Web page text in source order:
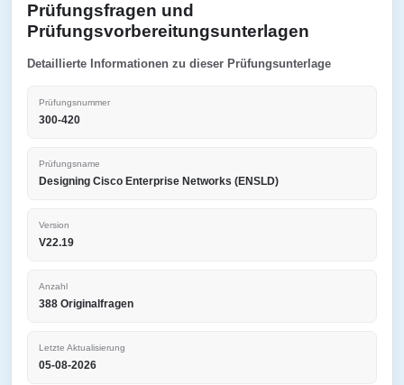
Prüfungsfragen und
Prüfungsvorbereitungsunterlagen
Detaillierte Informationen zu dieser Prüfungsunterlage
Prüfungsnummer
300-420
Prüfungsname
Designing Cisco Enterprise Networks (ENSLD)
Version
V22.19
Anzahl
388 Originalfragen
Letzte Aktualisierung
05-08-2026